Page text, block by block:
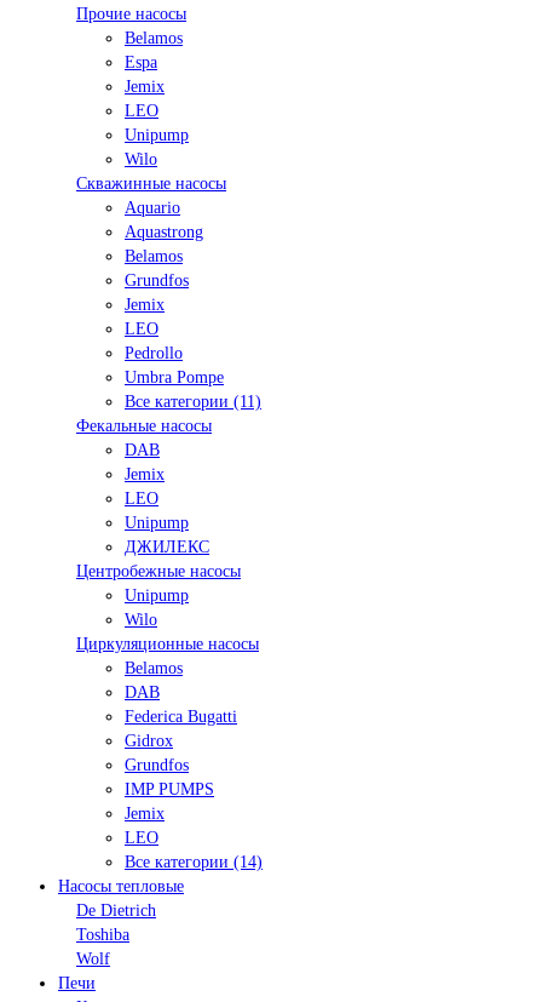
Прочие насосы
Belamos
Espa
Jemix
LEO
Unipump
Wilo
Скважинные насосы
Aquario
Aquastrong
Belamos
Grundfos
Jemix
LEO
Pedrollo
Umbra Pompe
Все категории (11)
Фекальные насосы
DAB
Jemix
LEO
Unipump
ДЖИЛЕКС
Центробежные насосы
Unipump
Wilo
Циркуляционные насосы
Belamos
DAB
Federica Bugatti
Gidrox
Grundfos
IMP PUMPS
Jemix
LEO
Все категории (14)
Насосы тепловые
De Dietrich
Toshiba
Wolf
Печи